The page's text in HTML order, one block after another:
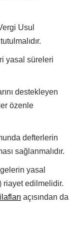
Usul
yasal süreleri
destekleyen
özenle
defterlerin
sağlanmalıdır.
yasal
riayet edilmelidir.
açısından da